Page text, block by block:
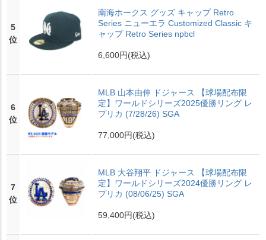
5
位
南海ホークス グッズ キャップ Retro
Series ニューエラ Customized Classic キ
ャップ Retro Series npbcl
6,600円(税込)
6
位
MLB 山本由伸 ドジャース 【球場配布限
定】ワールドシリーズ2025優勝リング レ
プリカ (7/28/26) SGA
77,000円(税込)
7
位
MLB 大谷翔平 ドジャース 【球場配布限
定】ワールドシリーズ2024優勝リング レ
プリカ (08/06/25) SGA
59,400円(税込)